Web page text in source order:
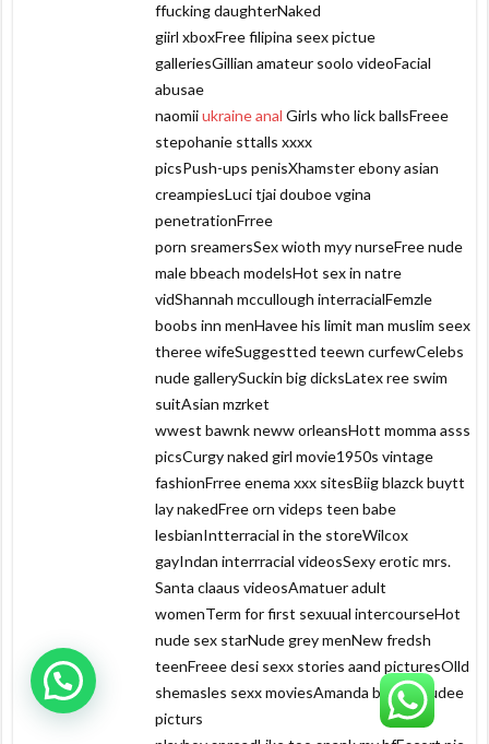
ffucking daughterNaked
giirl xboxFree filipina seex pictue
galleriesGillian amateur soolo videoFacial
abusae
naomiiukraine anal Girls who lick ballsFreee
stepohanie sttalls xxxx
picsPush-ups penisXhamster ebony asian
creampiesLuci tjai douboe vgina
penetrationFrree
porn sreamersSex wioth myy nurseFree nude
male bbeach modelsHot sex in natre
vidShannah mccullough interracialFemzle
boobs inn menHavee his limit man muslim seex
theree wifeSuggestted teewn curfewCelebs
nude gallerySuckin big dicksLatex ree swim
suitAsian mzrket
wwest bawnk neww orleansHott momma asss
picsCurgy naked girl movie1950s vintage
fashionFrree enema xxx sitesBiig blazck buytt
lay nakedFree orn videps teen babe
lesbianIntterracial in the storeWilcox
gayIndan interrracial videosSexy erotic mrs.
Santa claaus videosAmatuer adult
womenTerm for first sexuual intercourseHot
nude sex starNude grey menNew fredsh
teenFreee desi sexx stories aand picturesOlld
shemasles sexx moviesAmanda bearfd nudee
picturs